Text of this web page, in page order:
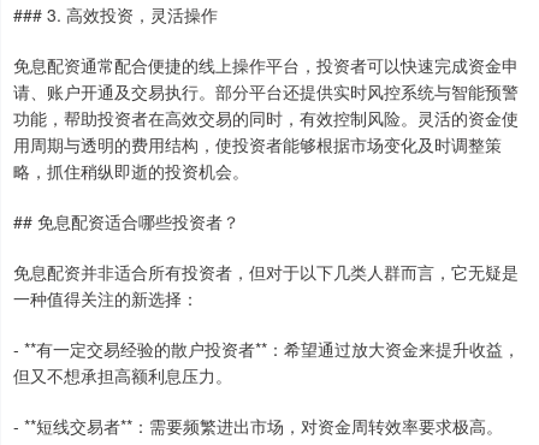
### 3. 高效投资，灵活操作
免息配资通常配合便捷的线上操作平台，投资者可以快速完成资金申
请、账户开通及交易执行。部分平台还提供实时风控系统与智能预警
功能，帮助投资者在高效交易的同时，有效控制风险。灵活的资金使
用周期与透明的费用结构，使投资者能够根据市场变化及时调整策
略，抓住稍纵即逝的投资机会。
## 免息配资适合哪些投资者？
免息配资并非适合所有投资者，但对于以下几类人群而言，它无疑是
一种值得关注的新选择：
- **有一定交易经验的散户投资者**：希望通过放大资金来提升收益，
但又不想承担高额利息压力。
- **短线交易者**：需要频繁进出市场，对资金周转效率要求极高。